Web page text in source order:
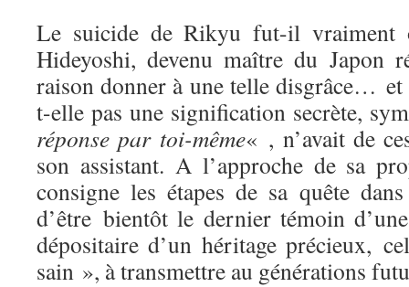
Le suicide de Rikyu fut-il vraiment
Hideyoshi, devenu maître du Japon
raison donner à une telle disgrâce…
t-elle pas une signification secrète,
réponse par toi-même« , n’avait de
son assistant. A l’approche de sa
consigne les étapes de sa quête
d’être bientôt le dernier témoin
dépositaire d’un héritage précieux,
sain », à transmettre au générations